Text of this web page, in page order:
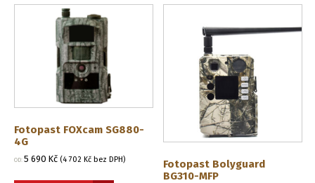
Fotopast FOXcam SG880-
4G
OD: 5 690 Kč (4 702 Kč bez DPH)
Fotopast Bolyguard
BG310-MFP